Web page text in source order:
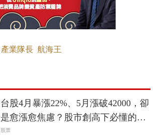
產業隊長 航海王
台股4月暴漲22%、5月漲破42000，卻
是愈漲愈焦慮？股市創高下必懂的
「3種應對」
股票